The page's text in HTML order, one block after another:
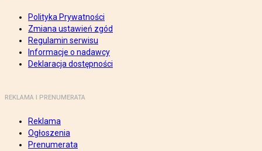
Polityka Prywatności
Zmiana ustawień zgód
Regulamin serwisu
Informacje o nadawcy
Deklaracja dostępności
REKLAMA I PRENUMERATA
Reklama
Ogłoszenia
Prenumerata